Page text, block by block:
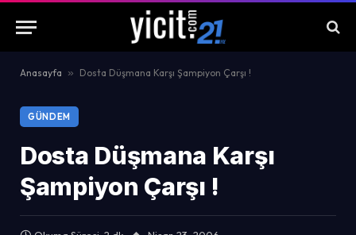
Anasayfa » Dosta Düşmana Karşı Şampiyon Çarşı !
GÜNDEM
Dosta Düşmana Karşı
Şampiyon Çarşı !